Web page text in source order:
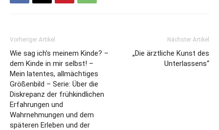
Vorheriger Artikel
Wie sag ich’s meinem Kinde? –
dem Kinde in mir selbst! –
Mein latentes, allmächtiges
Größenbild – Serie: Über die
Diskrepanz der frühkindlichen
Erfahrungen und
Wahrnehmungen und dem
späteren Erleben und der
Nächster Artikel
„Die ärztliche Kunst des
Unterlassens“